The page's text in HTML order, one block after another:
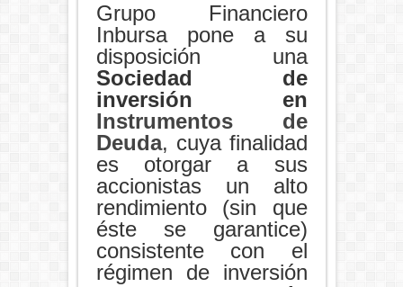
Grupo Financiero
Inbursa pone a su
disposición una
Sociedad de
inversión en
Instrumentos de
Deuda, cuya finalidad
es otorgar a sus
accionistas un alto
rendimiento (sin que
éste se garantice)
consistente con el
régimen de inversión